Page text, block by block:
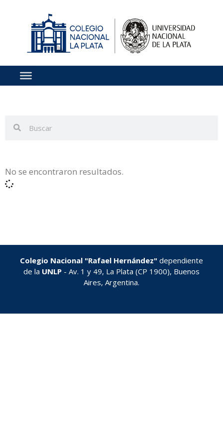
No se encontraron resultados.
Colegio Nacional "Rafael Hernández" dependiente
de la UNLP - Av. 1 y 49, La Plata (CP 1900), Buenos
Aires, Argentina.